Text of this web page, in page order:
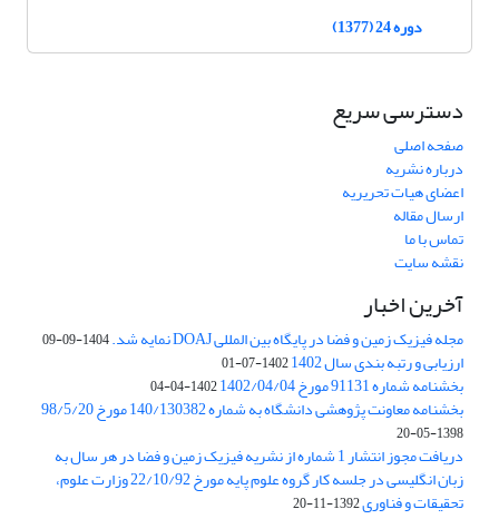
دوره 24 (1377)
دسترسی سریع
صفحه اصلی
درباره نشریه
اعضای هیات تحریریه
ارسال مقاله
تماس با ما
نقشه سایت
آخرین اخبار
مجله فیزیک زمین و فضا در پایگاه بین المللی DOAJ نمایه شد. 1404-09-09
ارزیابی و رتبه بندی سال 1402 1402-07-01
بخشنامه شماره 91131 مورخ 1402/04/04 1402-04-04
بخشنامه معاونت پژوهشی دانشگاه به شماره 140/130382 مورخ 98/5/20
1398-05-20
دریافت مجوز انتشار 1 شماره از نشریه فیزیک زمین و فضا در هر سال به
زبان انگلیسی در جلسه کار گروه علوم پایه مورخ 22/10/92 وزارت علوم،
تحقیقات و فناوری1392-11-20